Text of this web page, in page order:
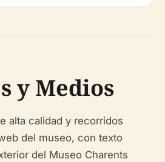
y Medios
alta calidad y recorridos
del museo, con texto
del Museo Charents